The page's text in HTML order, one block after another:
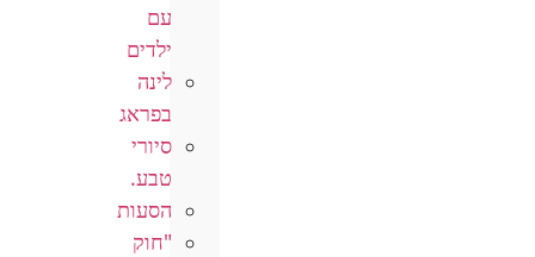
עם
ילדים
לינה
בפראג
סיורי
טבע.
הסעות
"חוק